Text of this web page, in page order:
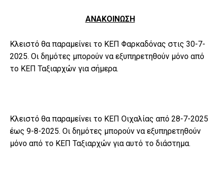
ΑΝΑΚΟΙΝΩΣΗ
Κλειστό θα παραμείνει το ΚΕΠ Φαρκαδόνας στις 30-7-
2025. Οι δημότες μπορούν να εξυπηρετηθούν μόνο από
το ΚΕΠ Ταξιαρχών για σήμερα.
Κλειστό θα παραμείνει το ΚΕΠ Οιχαλίας από 28-7-2025
έως 9-8-2025. Οι δημότες μπορούν να εξυπηρετηθούν
μόνο από το ΚΕΠ Ταξιαρχών για αυτό το διάστημα.